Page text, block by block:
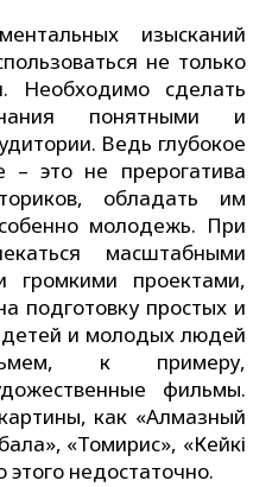
изысканий
не только
Необходимо сделать
понятными и
Ведь глубокое
– это не прерогатива
обладать им
молодежь. При
масштабными
громкими проектами,
подготовку простых и
детей и молодых людей
к примеру,
фильмы.
как «Алмазный
«Томирис», «Кейкі
недостаточно.